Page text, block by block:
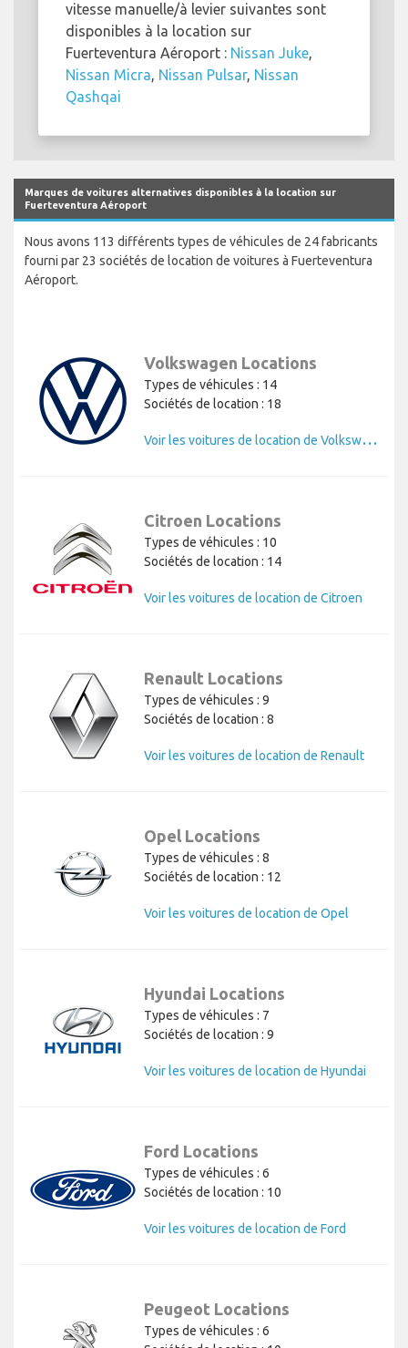
vitesse manuelle/à levier suivantes sont
disponibles à la location sur
Fuerteventura Aéroport : Nissan Juke,
Nissan Micra, Nissan Pulsar, Nissan
Qashqai
Marques de voitures alternatives disponibles à la location sur
Fuerteventura Aéroport
Nous avons 113 différents types de véhicules de 24 fabricants
fourni par 23 sociétés de location de voitures à Fuerteventura
Aéroport.
Volkswagen Locations
Types de véhicules : 14
Sociétés de location : 18
V
oir les voitures de location de Volkswagen
Citroen Locations
Types de véhicules : 10
Sociétés de location : 14
Voir les voitures de location de Citroen
Renault Locations
Types de véhicules : 9
Sociétés de location : 8
Voir les voitures de location de Renault
Opel Locations
Types de véhicules : 8
Sociétés de location : 12
Voir les voitures de location de Opel
Hyundai Locations
Types de véhicules : 7
Sociétés de location : 9
Voir les voitures de location de Hyundai
Ford Locations
Types de véhicules : 6
Sociétés de location : 10
Voir les voitures de location de Ford
Peugeot Locations
Types de véhicules : 6